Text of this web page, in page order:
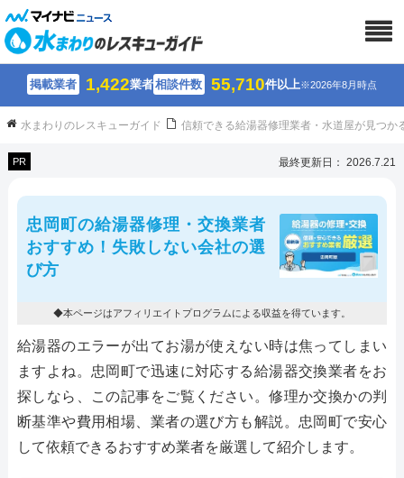
掲載業者 1,422業者相談件数 55,710件以上※2026年8月時点
水まわりのレスキューガイド 信頼できる給湯器修理業者・水道屋が見つか
PR 最終更新日： 2026.7.21
忠岡町の給湯器修理・交換業者
おすすめ！失敗しない会社の選
び方
◆本ページはアフィリエイトプログラムによる収益を得ています。
給湯器のエラーが出てお湯が使えない時は焦ってしまい
ますよね。忠岡町で迅速に対応する給湯器交換業者をお
探しなら、この記事をご覧ください。修理か交換かの判
断基準や費用相場、業者の選び方も解説。忠岡町で安心
して依頼できるおすすめ業者を厳選して紹介します。